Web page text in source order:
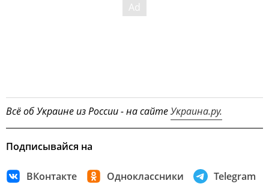
Всё об Украине из России - на сайтеУкраина.ру.
Подписывайся на
ВКонтакте Одноклассники Telegram